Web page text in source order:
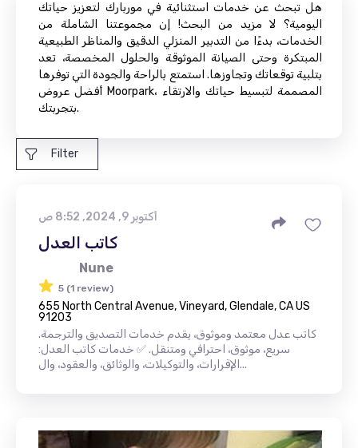
هل تبحث عن خدمات استثنائية في موربارك لتعزيز حياتك
اليومية؟ لا مزيد من البحث! إن مجموعتنا الشاملة من
الخدمات، بدءًا من التدبير المنزلي الدقيق والمناظر الطبيعية
المبتكرة وحتى الصيانة الموثوقة والحلول المخصصة، تعد
بتلبية توقعاتك وتجاوزها. استمتع بالراحة والجودة التي توفرها
أفضل عروض Moorpark، المصممة لتبسيط حياتك والارتقاء
بتجربتك.
Filter
أكتوبر 9, 2024, 8:52 ص
كاتب العدل
Nune
5 (1 review)
655 North Central Avenue, Vineyard, Glendale, CA US
91203
كاتب عدل معتمد وموثوق، يقدم خدمات التصديق والترجمة.
سريع، موثوق، احترافي ومتنقل. ✅ خدمات كاتب العدل:
الإقرارات، والتوكيلات، والوثائق، والعقود، وال...